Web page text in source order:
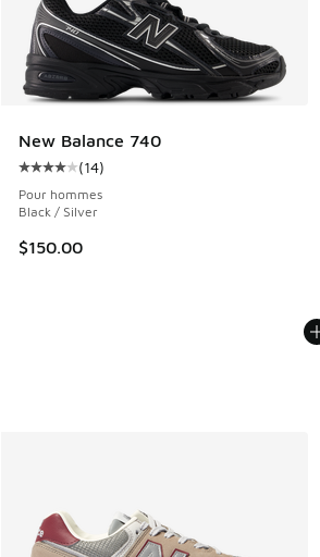
New Balance 740
Cote moyenne du client - [4 sur 5
(14)
Pour hommes
Black / Silver
$150.00